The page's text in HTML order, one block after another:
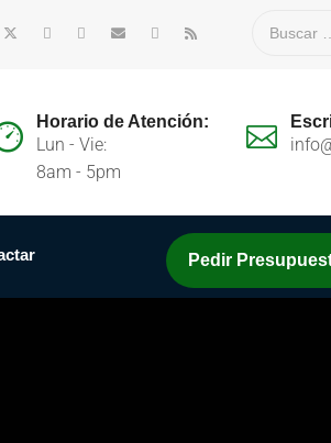
Horario de Atención:
Lun - Vie:
8am - 5pm
Pedir